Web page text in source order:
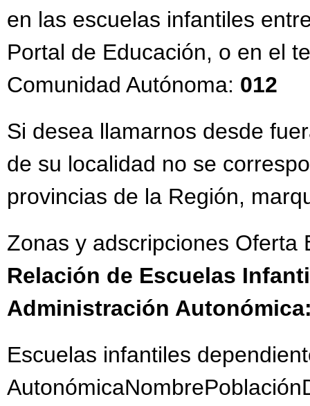
en las escuelas infantiles
Portal de Educación, o en el
Comunidad Autónoma: 012
Si desea llamarnos desde
de su localidad no se
provincias de la Región,
Zonas y adscripciones Oferta
Relación de Escuelas
Administración
Escuelas infantiles